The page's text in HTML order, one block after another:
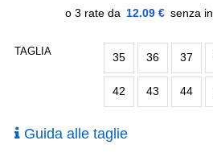
12.09 €
TAGLIA 35 36 37
42 43 44
Guida alle taglie